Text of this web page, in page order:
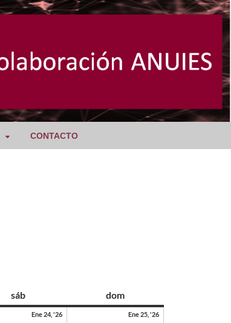
CONTACTO
sáb dom
Ene 24, '26 Ene 25, '26